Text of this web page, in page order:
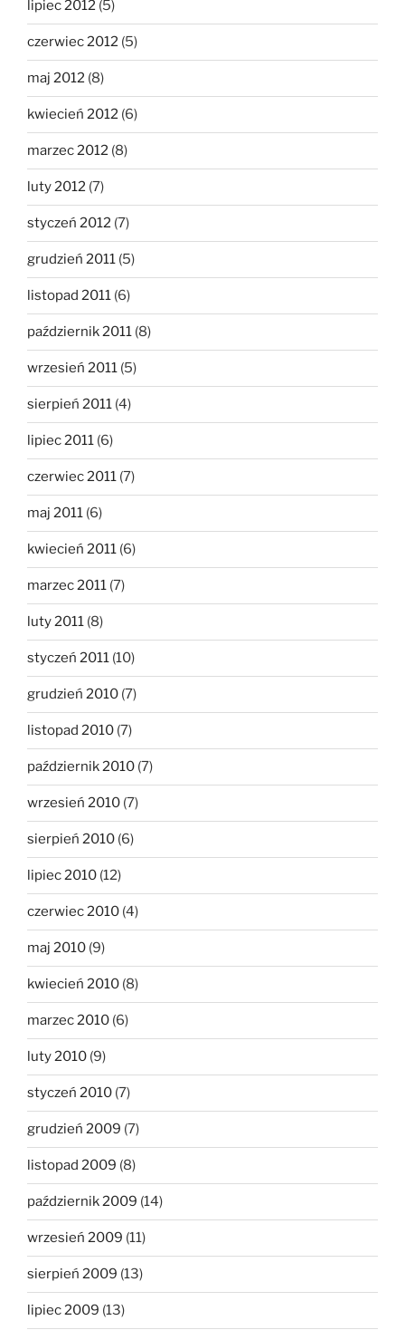
lipiec 2012 (5)
czerwiec 2012 (5)
maj 2012 (8)
kwiecień 2012 (6)
marzec 2012 (8)
luty 2012 (7)
styczeń 2012 (7)
grudzień 2011 (5)
listopad 2011 (6)
październik 2011 (8)
wrzesień 2011 (5)
sierpień 2011 (4)
lipiec 2011 (6)
czerwiec 2011 (7)
maj 2011 (6)
kwiecień 2011 (6)
marzec 2011 (7)
luty 2011 (8)
styczeń 2011 (10)
grudzień 2010 (7)
listopad 2010 (7)
październik 2010 (7)
wrzesień 2010 (7)
sierpień 2010 (6)
lipiec 2010 (12)
czerwiec 2010 (4)
maj 2010 (9)
kwiecień 2010 (8)
marzec 2010 (6)
luty 2010 (9)
styczeń 2010 (7)
grudzień 2009 (7)
listopad 2009 (8)
październik 2009 (14)
wrzesień 2009 (11)
sierpień 2009 (13)
lipiec 2009 (13)